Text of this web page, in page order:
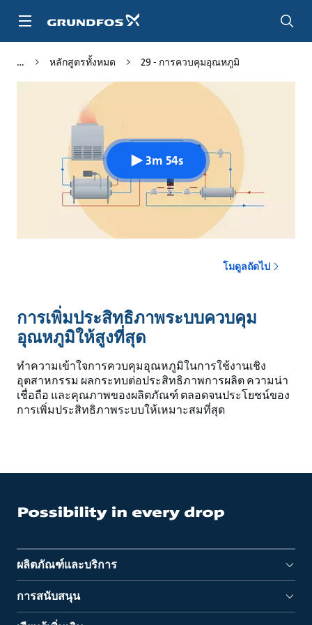
หลัก
หลักสูตรทั้งหมด 29 - การควบคุมอุณหภูมิ
3m 54s
โมดูลถัดไป
การเพิ่มประสิทธิภาพระบบควบคุม
อุณหภูมิให้สูงที่สุด
ทำความเข้าใจการควบคุมอุณหภูมิในการใช้งานเชิง
อุตสาหกรรม ผลกระทบต่อประสิทธิภาพการผลิต ความน่า
เชื่อถือ และคุณภาพของผลิตภัณฑ์ ตลอดจนประโยชน์ของ
การเพิ่มประสิทธิภาพระบบให้เหมาะสมที่สุด
ผลิตภัณฑ์และบริการ
การสนับสนุน